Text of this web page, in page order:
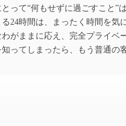
って“何もせずに過ごすこと”
24時間は、まったく時間を気
がままに応え、完全プライベ
ってしまったら、もう普通の